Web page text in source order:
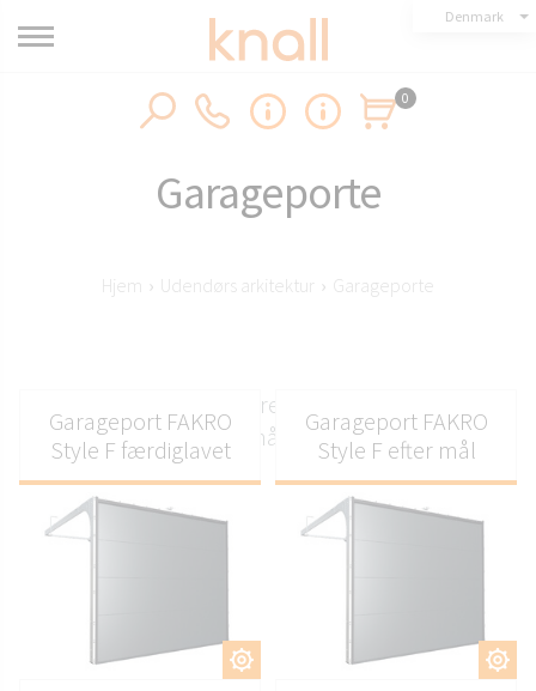
Denmark
0
Garageporte
Hjem › Udendørs arkitektur › Garageporte
Garageporte – isolerede sektionsopdelte
garageporte efter mål eller færdiglavede
Garageport FAKRO
Style F færdiglavet
Garageport FAKRO
Style F efter mål